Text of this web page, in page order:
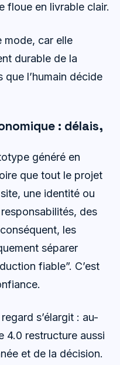
floue en livrable clair.
mode, car elle
durable de la
que l’humain décide
: délais,
généré en
que tout le projet
une identité ou
des
les
séparer
fiable”. C’est
s’élargit : au-
4.0 restructure aussi
et de la décision.